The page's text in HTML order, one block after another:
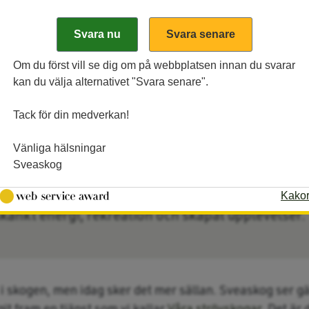
plats för oss människor att vara i. Skogens
energi, rekreation och skapat upplevelser.
men idag sker det mer sällan. Sveaskog ser
Om du först vill se dig om på webbplatsen innan du svarar
kan du välja alternativet "Svara senare".
Tack för din medverkan!
Vänliga hälsningar
Sveaskog
Kakor